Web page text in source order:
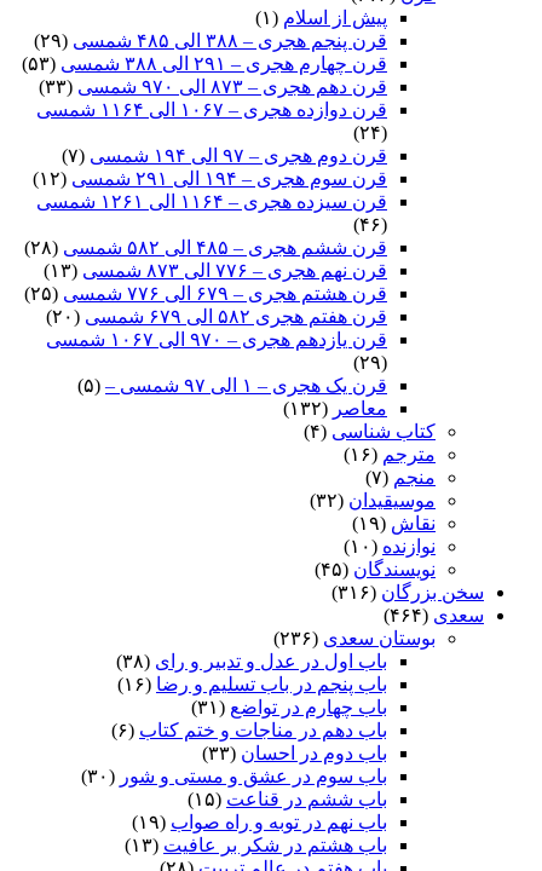
پیش از اسلام (۱)
قرن پنجم هجری – ۳۸۸ الی ۴۸۵ شمسی
(۲۹)
قرن چهارم هجری – ۲۹۱ الی ۳۸۸ شمسی
(۵۳)
قرن دهم هجری – ۸۷۳ الی ۹۷۰ شمسی
(۳۳)
قرن دوازده هجری – ۱۰۶۷ الی ۱۱۶۴ شمسی
(۲۴)
قرن دوم هجری – ۹۷ الی ۱۹۴ شمسی
(۷)
قرن سوم هجری – ۱۹۴ الی ۲۹۱ شمسی
(۱۲)
قرن سیزده هجری – ۱۱۶۴ الی ۱۲۶۱ شمسی
(۴۶)
قرن ششم هجری – ۴۸۵ الی ۵۸۲ شمسی
(۲۸)
قرن نهم هجری – ۷۷۶ الی ۸۷۳ شمسی
(۱۳)
قرن هشتم هجری – ۶۷۹ الی ۷۷۶ شمسی
(۲۵)
قرن هفتم هجری ۵۸۲ الی ۶۷۹ شمسی
(۲۰)
قرن یازدهم هجری – ۹۷۰ الی ۱۰۶۷ شمسی
(۲۹)
قرن یک هجری – ۱ الی ۹۷ شمسی –
(۵)
معاصر (۱۳۲)
کتاب شناسی (۴)
مترجم (۱۶)
منجم (۷)
موسیقیدان (۳۲)
نقاش (۱۹)
نوازنده (۱۰)
نویسندگان (۴۵)
سخن بزرگان (۳۱۶)
سعدی (۴۶۴)
بوستان سعدی (۲۳۶)
باب اول در عدل و تدبیر و رای (۳۸)
باب پنجم در باب تسلیم و رضا (۱۶)
باب چهارم در تواضع (۳۱)
باب دهم در مناجات و ختم کتاب (۶)
باب دوم در احسان (۳۳)
باب سوم در عشق و مستی و شور (۳۰)
باب ششم در قناعت (۱۵)
باب نهم در توبه و راه صواب (۱۹)
باب هشتم در شکر بر عافیت (۱۳)